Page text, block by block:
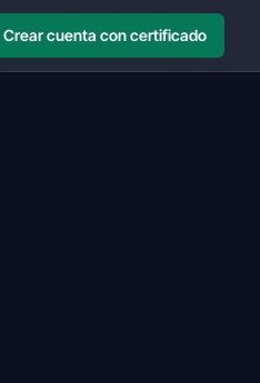
Crear cuenta con certificado